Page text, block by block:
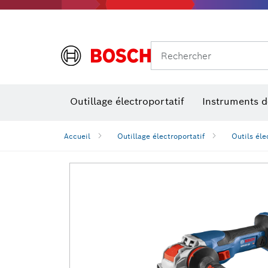
Rechercher
Outillage électroportatif Instruments
Accueil Outillage électroportatif Outils